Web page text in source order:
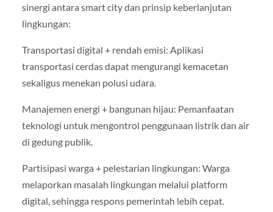
sinergi antara smart city dan prinsip keberlanjutan
lingkungan:
Transportasi digital + rendah emisi: Aplikasi
transportasi cerdas dapat mengurangi kemacetan
sekaligus menekan polusi udara.
Manajemen energi + bangunan hijau: Pemanfaatan
teknologi untuk mengontrol penggunaan listrik dan air
di gedung publik.
Partisipasi warga + pelestarian lingkungan: Warga
melaporkan masalah lingkungan melalui platform
digital, sehingga respons pemerintah lebih cepat.